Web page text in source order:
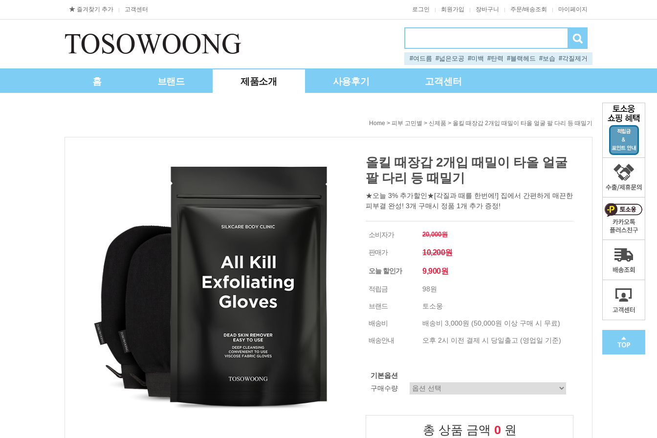
즐겨찾기 추가 | 고객센터 로그인 | 회원가입 | 장바구니 | 주문/배송조회 | 마이페이지
#여드름 #넓은모공 #미백 #탄력 #블랙헤드 #보습 #각질제거
홈 브랜드 제품소개 사용후기 고객센터
Home > 피부 고민별 > 신제품 > 올킬 때장갑 2개입 때밀이 타올 얼굴 팔 다리 등 때밀기
올킬 때장갑 2개입 때밀이 타올 얼굴
팔 다리 등 때밀기
★오늘 3% 추가할인★[각질과 때를 한번에!] 집에서 간편하게 매끈한
피부결 완성! 3개 구매시 정품 1개 추가 증정!
소비자가 20,000원
판매가 10,200원
오늘 할인가 9,900원
적립금 98원
브랜드 토소웅
배송비 배송비 3,000원 (50,000원 이상 구매 시 무료)
배송안내 오후 2시 이전 결제 시 당일출고 (영업일 기준)
기본옵션
구매수량
총 상품 금액 0 원